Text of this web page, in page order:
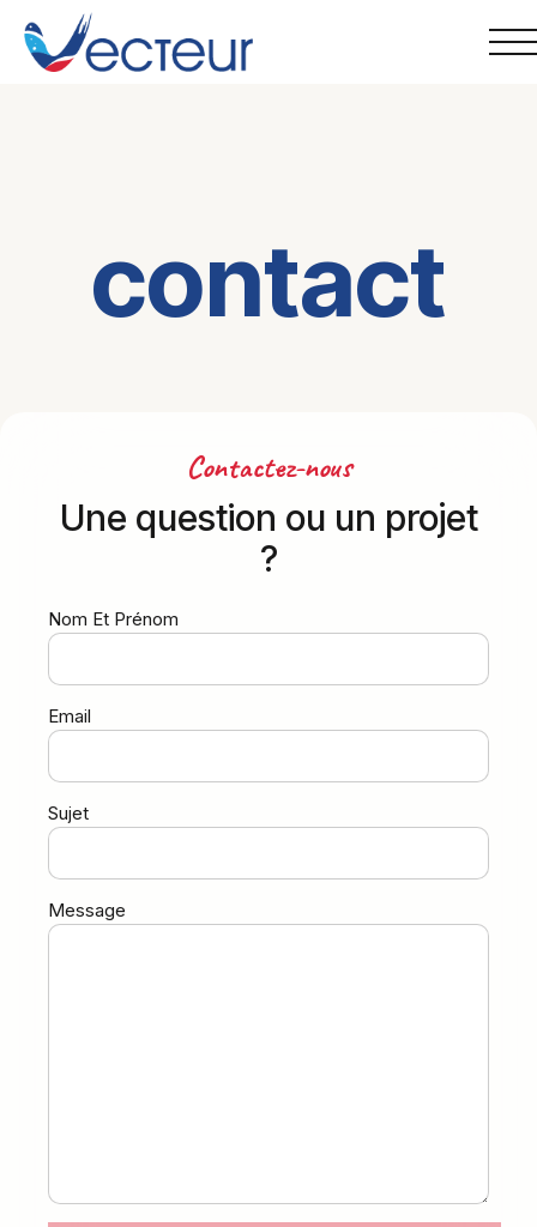
contact
Contactez-nous
Une question ou un projet
?
Nom Et Prénom
Email
Sujet
Message